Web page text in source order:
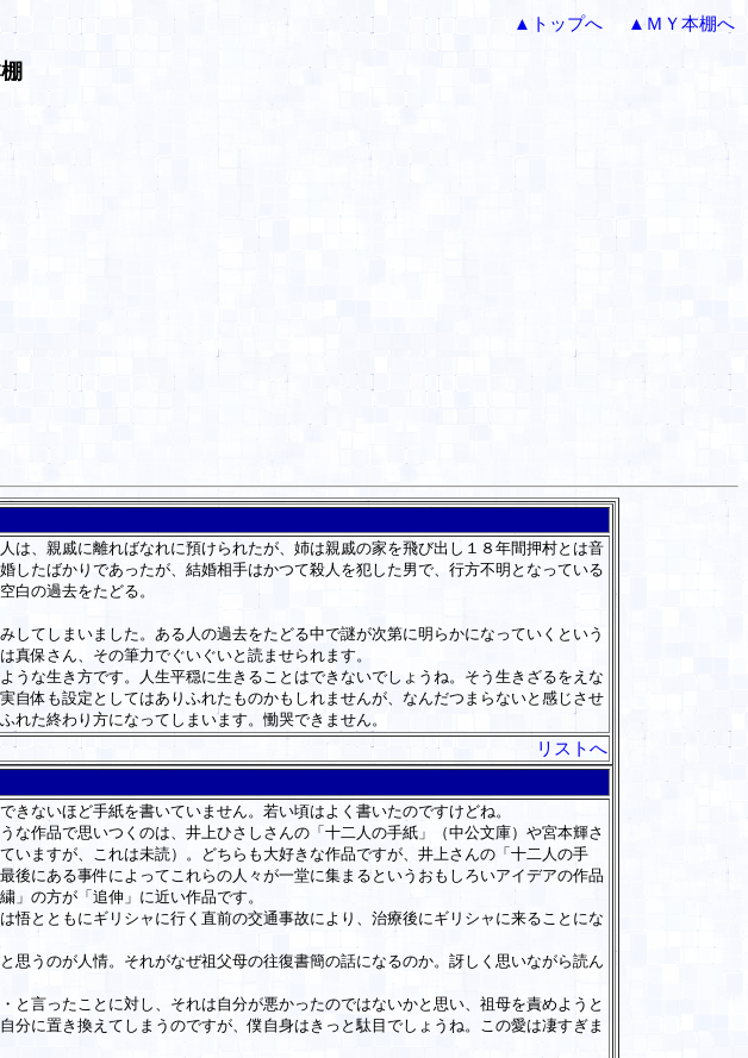
▲トップへ ▲ＭＹ本棚へ
、親戚に離ればなれに預けられたが、姉は親戚の家を飛び出し１８年間押村とは音
たばかりであったが、結婚相手はかつて殺人を犯した男で、行方不明となっている
白の過去をたどる。
てしまいました。ある人の過去をたどる中で謎が次第に明らかになっていくという
保さん、その筆力でぐいぐいと読ませられます。
な生き方です。人生平穏に生きることはできないでしょうね。そう生きざるをえな
体も設定としてはありふれたものかもしれませんが、なんだつまらないと感じさせ
た終わり方になってしまいます。慟哭できません。
リストへ
ないほど手紙を書いていません。若い頃はよく書いたのですけどね。
作品で思いつくのは、井上ひさしさんの「十二人の手紙」（中公文庫）や宮本輝さ
ますが、これは未読）。どちらも大好きな作品ですが、井上さんの「十二人の手
にある事件によってこれらの人々が一堂に集まるというおもしろいアイデアの作品
」の方が「追伸」に近い作品です。
とともにギリシャに行く直前の交通事故により、治療後にギリシャに来ることにな
うのが人情。それがなぜ祖父母の往復書簡の話になるのか。訝しく思いながら読ん
言ったことに対し、それは自分が悪かったのではないかと思い、祖母を責めようと
に置き換えてしまうのですが、僕自身はきっと駄目でしょうね。この愛は凄すぎま